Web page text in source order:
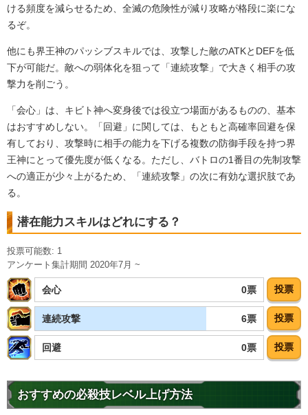
コンビネーション
融合/合体戦士
時の界王神
7.0 /10点
・ATK+40%
・DEF+20%
魔術の使い手
的確なアシスト
冷静な判断
超能力
神の次元
【一致するカテゴリー(2)】
神次元
ミニ界王神
9.0 /10
・DEF+20%
・敵のDEF-15%
的確なアシスト
超激戦
【一致するカテゴリー(2)】
・ATK+30%
・敵のDEF-15%
【一致するリンクスキル(
ける頻度を減らせるため、全滅の危険性が減り攻略が格段に楽にな
るぞ。
他にも界王神のパッシブスキルでは、攻撃した敵のATKとDEFを低
下が可能だ。敵への弱体化を狙って「連続攻撃」で大きく相手の攻
撃力を削ごう。
「会心」は、キビト神へ変身後では役立つ場面があるものの、基本
はおすすめしない。「回避」に関しては、もともと高確率回避を保
有しており、攻撃時に相手の能力を下げる複数の防御手段を持つ界
王神にとって優先度が低くなる。ただし、バトロの1番目の先制攻撃
への適正が少々上がるため、「連続攻撃」の次に有効な選択肢であ
る。
潜在能力スキルはどれにする？
投票可能数: 1
アンケート集計期間 2020年7月 ~
会心 0票 投票
連続攻撃 6票 投票
回避 0票 投票
おすすめの必殺技レベル上げ方法